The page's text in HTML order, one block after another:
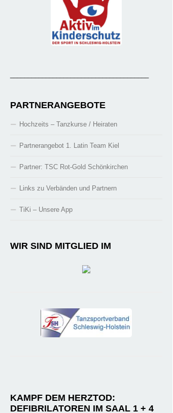
PARTNERANGEBOTE
Hochzeits – Tanzkurse / Heiraten
Partnerangebot 1. Latin Team Kiel
Partner: TSC Rot-Gold Schönkirchen
Links zu Verbänden und Partnern
TiKi – Unsere App
WIR SIND MITGLIED IM
KAMPF DEM HERZTOD:
DEFIBRILATOREN IM SAAL 1 + 4